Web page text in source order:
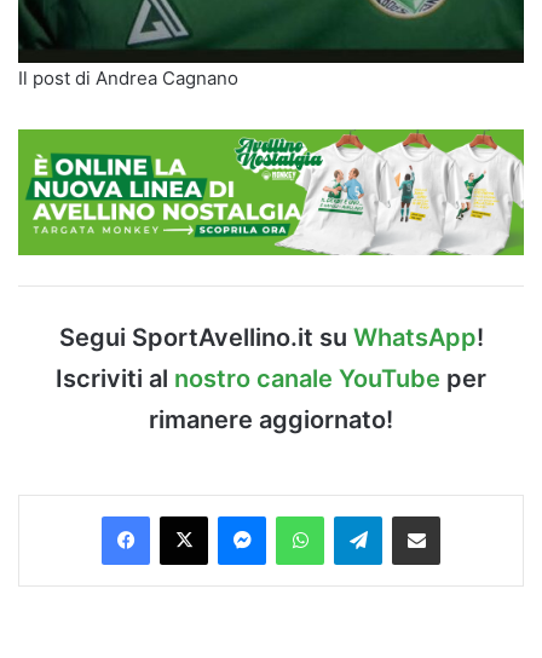
Il post di Andrea Cagnano
Segui SportAvellino.it su WhatsApp!
Iscriviti al nostro canale YouTube per
rimanere aggiornato!
Facebook
X MessengerWhatsAppTelegramCondividi via Email